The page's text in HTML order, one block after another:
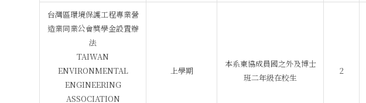
台灣區環境保護工程專業營
造業同業公會獎學金設置辦
法
TAIWAN
ENVIRONMENTAL
ENGINEERING
ASSOCIATION
上學期
本系東協成員國之外及博士
班二年級在校生
2